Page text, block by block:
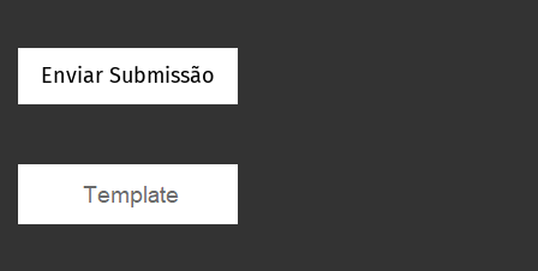
Enviar Submissão